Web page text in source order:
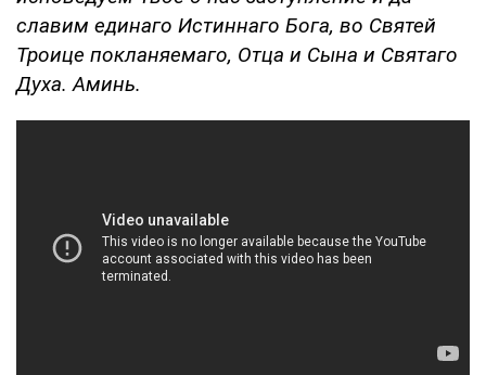
славим единаго Истиннаго Бога, во Святей
Троице покланяемаго, Отца и Сына и Святаго
Духа. Аминь.